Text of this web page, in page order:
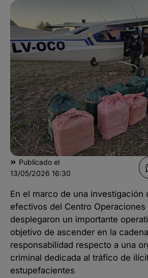
Publicado el
13/05/2026 16:30
En el marco de una investigación
efectivos del Centro Operaciones
desplegaron un importante
objetivo de ascender en la
responsabilidad respecto a una
criminal dedicada al tráfico de
estupefacientes